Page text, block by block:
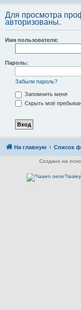
Для просмотра
авторизованы.
Имя пользователя:
Пароль:
Забыли пароль?
Запомнить меня
Скрыть моё
На главную Список
Создано на